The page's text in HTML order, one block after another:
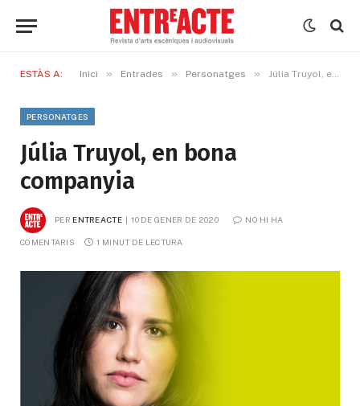
ESTÀS A: Inici » Entrades » Personatges » Júlia Truyol, en bona companyia
PERSONATGES
Júlia Truyol, en bona
companyia
PER ENTREACTE 10 DE GENER DE 2020 NO HI HA
COMENTARIS 1 MINUT DE LECTURA